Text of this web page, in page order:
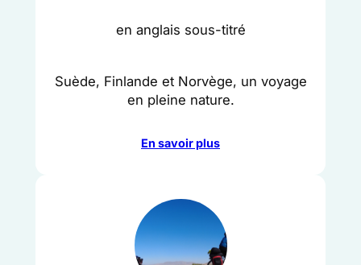
en anglais sous-titré
Suède, Finlande et Norvège, un voyage
en pleine nature.
En savoir plus